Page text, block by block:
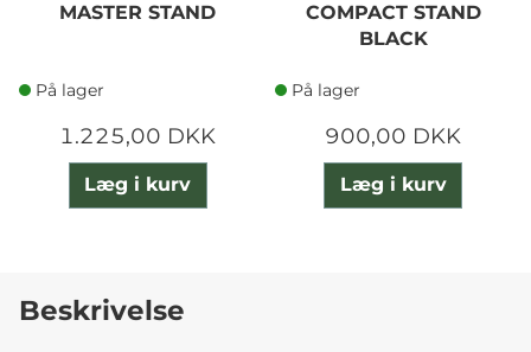
MASTER STAND
På lager
1.225,00 DKK
Læg i kurv
COMPACT STAND
BLACK
På lager
900,00 DKK
Læg i kurv
Beskrivelse